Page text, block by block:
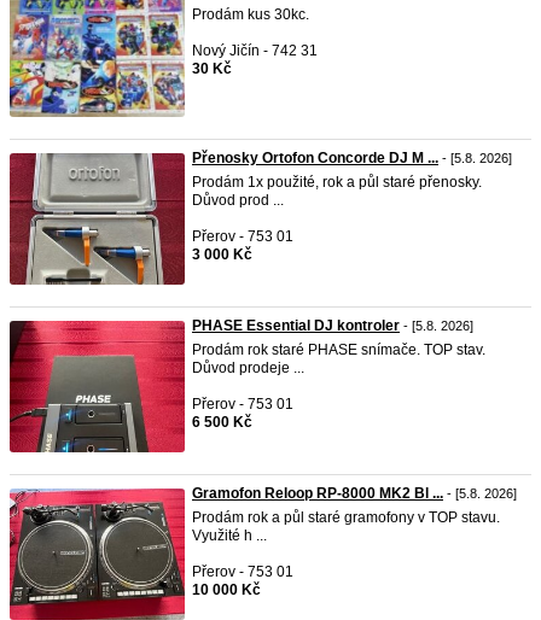
Prodám kus 30kc.
Nový Jičín - 742 31
30 Kč
Přenosky Ortofon Concorde DJ M ... - [5.8. 2026]
Prodám 1x použité, rok a půl staré přenosky.
Důvod prod ...
Přerov - 753 01
3 000 Kč
PHASE Essential DJ kontroler - [5.8. 2026]
Prodám rok staré PHASE snímače. TOP stav.
Důvod prodeje ...
Přerov - 753 01
6 500 Kč
Gramofon Reloop RP-8000 MK2 Bl ... - [5.8. 2026]
Prodám rok a půl staré gramofony v TOP stavu.
Využité h ...
Přerov - 753 01
10 000 Kč